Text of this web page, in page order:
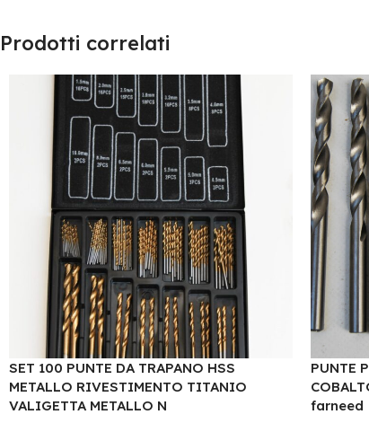
Prodotti correlati
SET 100 PUNTE DA TRAPANO HSS
METALLO RIVESTIMENTO TITANIO
VALIGETTA METALLO N
PUNTE
farneed